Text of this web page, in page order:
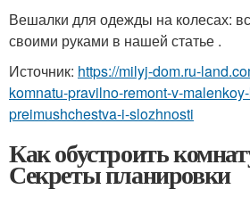
Вешалки для одежды на колесах:
своими руками в нашей статье .
Источник: https://milyj-dom.ru-
komnatu-pravilno-remont-v-
preimushchestva-i-slozhnosti
Как обустроить
Секреты планировки